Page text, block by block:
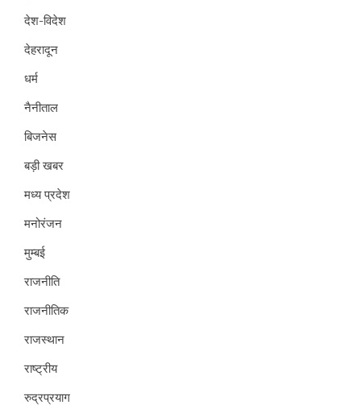
देश-विदेश
देहरादून
धर्म
नैनीताल
बिजनेस
बड़ी खबर
मध्य प्रदेश
मनोरंजन
मुम्बई
राजनीति
राजनीतिक
राजस्थान
राष्ट्रीय
रुद्रप्रयाग